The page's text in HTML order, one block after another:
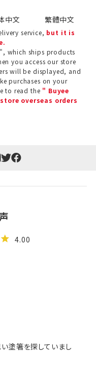
ただきますと、熨
袋を無料サービス
service, but it is
which ships products
you access our store
will be displayed, and
purchases on your
to read the " Buyee
overseas orders
中文 繁體中文
4.00
塗箸を探していまし